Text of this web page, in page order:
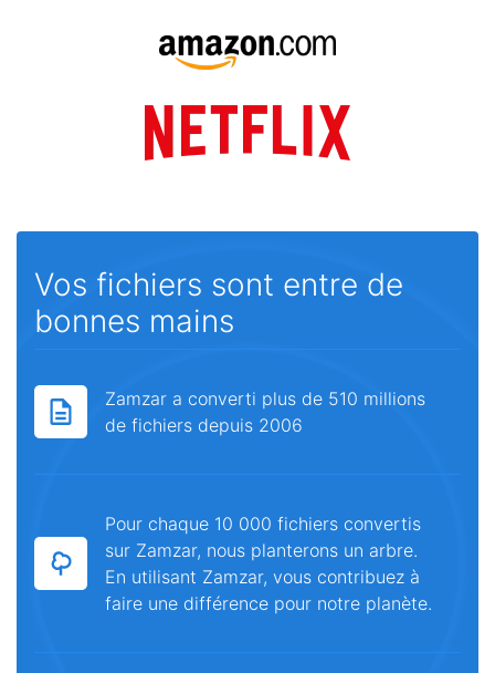
Vos fichiers sont entre de
bonnes mains
Zamzar a converti plus de 510 millions
de fichiers depuis 2006
Pour chaque 10 000 fichiers convertis
sur Zamzar, nous planterons un arbre.
En utilisant Zamzar, vous contribuez à
faire une différence pour notre planète.